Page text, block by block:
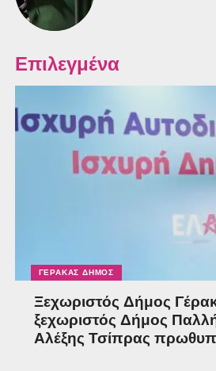
Επιλεγμένα
ΓΈΡΑΚΑΣ ΔΉΜΟΣ
Ξεχωριστός Δήμος
ξεχωριστός Δήμος
Αλέξης Τσίπρας